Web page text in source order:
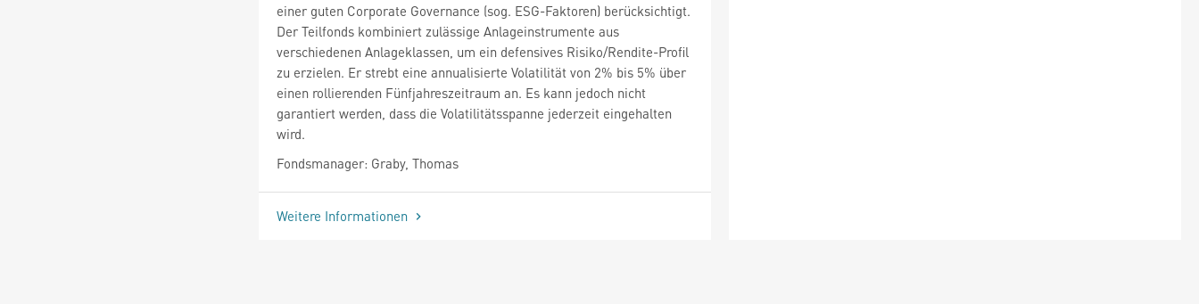
einer guten Corporate Governance (sog. ESG-Faktoren) berücksichtigt.
Der Teilfonds kombiniert zulässige Anlageinstrumente aus
verschiedenen Anlageklassen, um ein defensives Risiko/Rendite-Profil
zu erzielen. Er strebt eine annualisierte Volatilität von 2% bis 5% über
einen rollierenden Fünfjahreszeitraum an. Es kann jedoch nicht
garantiert werden, dass die Volatilitätsspanne jederzeit eingehalten
wird.
Fondsmanager: Graby, Thomas
Weitere Informationen